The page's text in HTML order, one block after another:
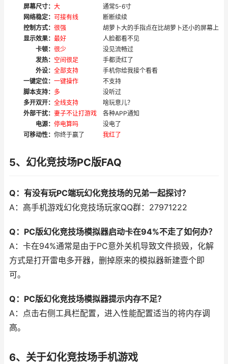
屏幕尺寸： 大
通常5-6寸
网络稳定： 可接有线
断断续续
控制方式： 很强
胡萝卜大的手指点在比胡萝卜还小的屏幕上
显示效果： 最好
人脸都看不见
卡顿： 很少
没见流畅过
发热： 空间很足
手都烫红了
外设： 全部支持
手机你给我接个看看
一键定位： 一键操作
不支持
脚本支持： 多
没听过
多开双开： 全线支持
啥玩意儿？
外部干扰： 妻子不让打游戏
各种APP通知
电源： 停电算吗
没电了
可移动性： 你终于赢了 我红了
5、幻化竞技场PC版FAQ
Q：有没有玩PC端玩幻化竞技场的兄弟一起探讨？
A：高手机游戏幻化竞技场玩家QQ群：27971222
Q：PC版幻化竞技场模拟器启动卡在94%不走了如何办？
A：卡在94%通常是由于PC意外关机导致文件损毁，化解
方式是打开雷电多开器，删掉原来的模拟器新建壹个即
可。
Q：PC版幻化竞技场模拟器提示内存不足？
A：点击右侧工具栏配置，进入性能配置适当的将内存调
高。
6、关于幻化竞技场手机游戏